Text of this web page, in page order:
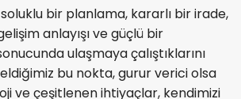
bir planlama, kararlı bir irade,
anlayışı ve güçlü bir
ulaşmaya çalıştıklarını
bu nokta, gurur verici olsa
ve çeşitlenen ihtiyaçlar, kendimizi